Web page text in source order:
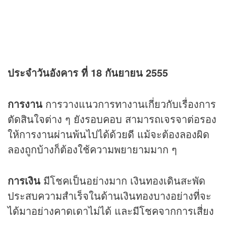
ประจำวันอังคาร ที่ 18 กันยายน 2555
การงาน การวางแนวการทางานเกี่ยวกับเรื่องการ
ตัดสินใจต่าง ๆ ยังรอบคอบ สามารถเจรจาต่อรอง
ให้การงานผ่านพ้นไปได้ด้วยดี แม้จะต้องลองผิด
ลองถูกบ้างก็ต้องใช้ความพยายามมาก ๆ
การเงิน มีโชคเป็นอย่างมาก เงินทองเดินสะพัด
ประสบความสำเร็จในด้านเงินทองบางอย่างที่จะ
ได้มาอย่างคาดเดาไม่ได้ และมีโชคจากการเสี่ยง